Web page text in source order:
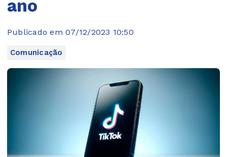
ano
Publicado em 07/12/2023 10:50
Comunicação